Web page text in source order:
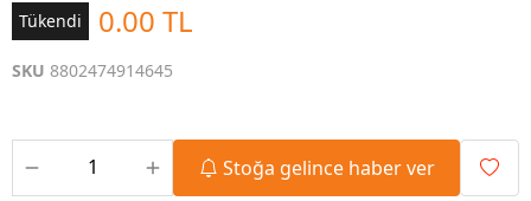
Tükendi 0.00 TL
SKU 8802474914645
Stoğa gelince haber ver